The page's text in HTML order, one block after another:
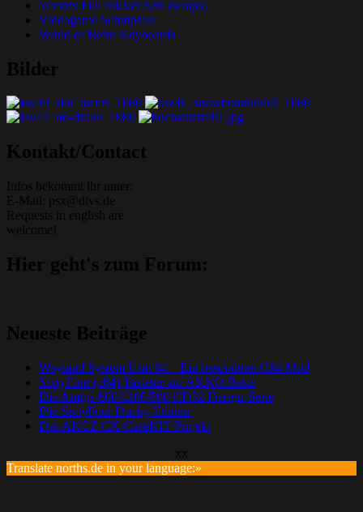
Vectrex Full Sticker Sets (wraps)
Videogame Schnipsels
World of Retro Keyboards
Bilder
Kontakt/Contact
Infos bekommt ihr unter:
E-Mail: psx@dlvs.de
Requests in english are
welcome!
Hier geht's zum Forum:
Neueste Beiträge
Weyland System Unit 64 – Ein besonderer C64 Mod
SixtyFour (c64) Tastatur auf AKKO Basis
Die Amiga 600/1200/500 CD32 Design-Serie
Die SixtyFour Ducky Edition
Das AKCZ CX-CaseKIT Projekt
xx
Translate norths.de in your language:»